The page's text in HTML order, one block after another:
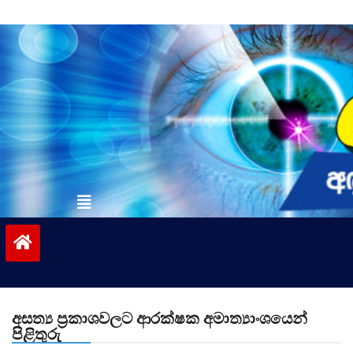
to
contentvinivida.lk
අසත්‍ය ප්‍රකාශවලට ආරක්ෂක අමාත්‍යාංශයෙන්
පිළිතුරු